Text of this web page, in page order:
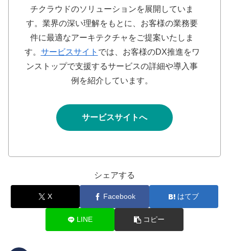
チクラウドのソリューションを展開していま
す。業界の深い理解をもとに、お客様の業務要
件に最適なアーキテクチャをご提案いたしま
す。 サービスサイト では、お客様のDX推進をワ
ンストップで支援するサービスの詳細や導入事
例を紹介しています。
サービスサイトへ
シェアする
X Facebook はてブ
LINE コピー